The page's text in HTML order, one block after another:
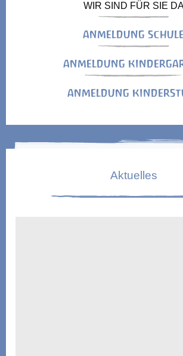
WIR SIND FÜR SIE
ANMELDUNG SCHULE
ANMELDUNG
ANMELDUNG
Aktuelles